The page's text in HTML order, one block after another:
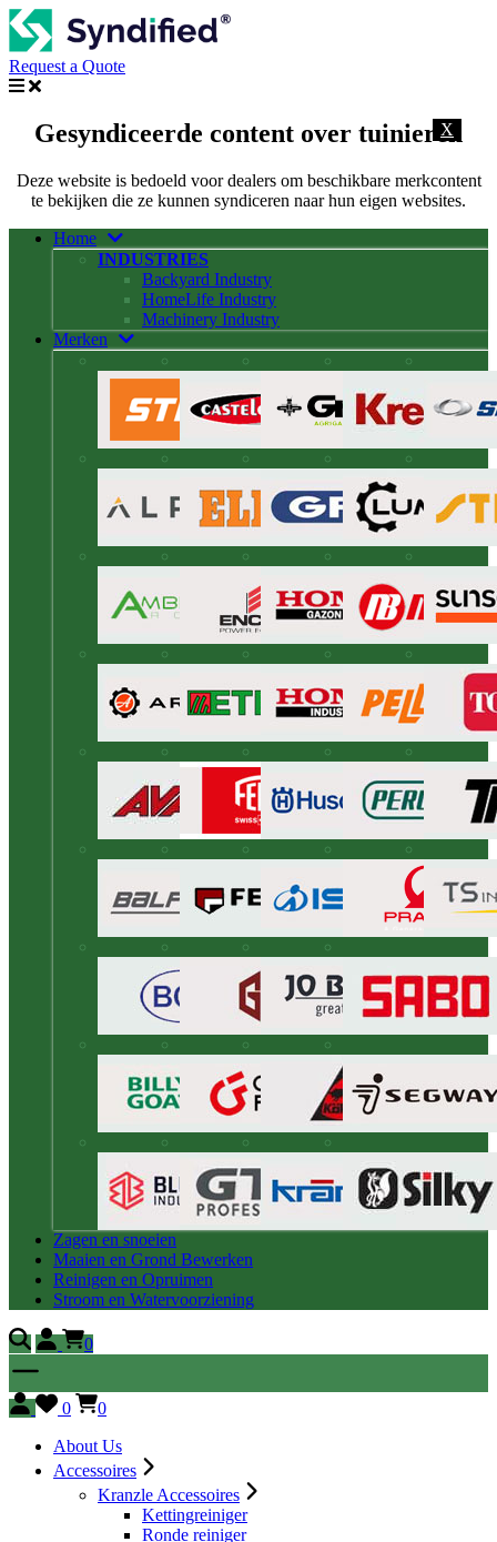
Request a Quote
X
Gesyndiceerde content over tuinieren
Deze website is bedoeld voor dealers om beschikbare merkcontent
te bekijken die ze kunnen syndiceren naar hun eigen websites.
Home
INDUSTRIES
Backyard Industry
HomeLife Industry
Machinery Industry
Merken
Zagen en snoeien
Maaien en Grond Bewerken
Reinigen en Opruimen
Stroom en Watervoorziening
0
0
0
About Us
Accessoires
Kranzle Accessoires
Kettingreiniger
Ronde reiniger